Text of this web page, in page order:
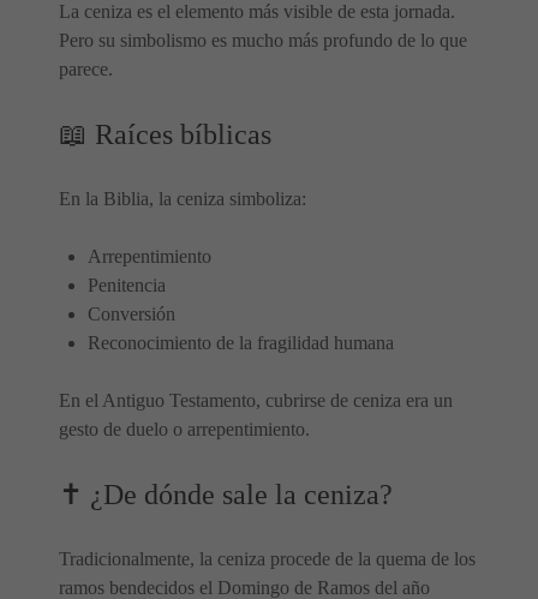
La ceniza es el elemento más visible de esta jornada.
Pero su simbolismo es mucho más profundo de lo que
parece.
📖 Raíces bíblicas
En la Biblia, la ceniza simboliza:
Arrepentimiento
Penitencia
Conversión
Reconocimiento de la fragilidad humana
En el Antiguo Testamento, cubrirse de ceniza era un
gesto de duelo o arrepentimiento.
✝️ ¿De dónde sale la ceniza?
Tradicionalmente, la ceniza procede de la quema de los
ramos bendecidos el Domingo de Ramos del año